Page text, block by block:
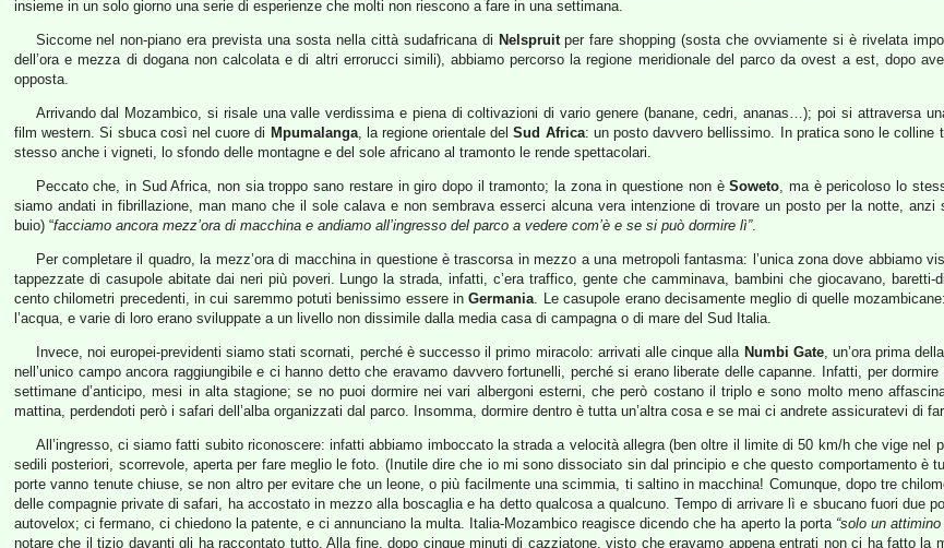
insieme in un solo giorno una serie di esperienze che molti non riescono a fare in una settimana.
Siccome nel non-piano era prevista una sosta nella città sudafricana di Nelspruitper fare shopping (sosta che ovviamente si è rivelata
dell’ora e mezza di dogana non calcolata e di altri errorucci simili), abbiamo percorso la regione meridionale del parco da ovest a est, dopo
opposta.
Arrivando dal Mozambico, si risale una valle verdissima e piena di coltivazioni di vario genere (banane, cedri, ananas…); poi si attraversa
film western. Si sbuca così nel cuore di Mpumalanga, la regione orientale delSud Africa: un posto davvero bellissimo. In pratica sono le colline
stesso anche i vigneti, lo sfondo delle montagne e del sole africano al tramonto le rende spettacolari.
Peccato che, in Sud Africa, non sia troppo sano restare in giro dopo il tramonto; la zona in questione non èSoweto, ma è pericoloso lo
siamo andati in fibrillazione, man mano che il sole calava e non sembrava esserci alcuna vera intenzione di trovare un posto per la notte, anzi
buio) “facciamo ancora mezz’ora di macchina e andiamo all’ingresso del parco a vedere com’è e se si può dormire lì”.
Per completare il quadro, la mezz’ora di macchina in questione è trascorsa in mezzo a una metropoli fantasma: l’unica zona dove abbiamo
tappezzate di casupole abitate dai neri più poveri. Lungo la strada, infatti, c’era traffico, gente che camminava, bambini che giocavano,
cento chilometri precedenti, in cui saremmo potuti benissimo essere inGermania. Le casupole erano decisamente meglio di quelle
l’acqua, e varie di loro erano sviluppate a un livello non dissimile dalla media casa di campagna o di mare del Sud Italia.
Invece, noi europei-previdenti siamo stati scornati, perché è successo il primo miracolo: arrivati alle cinque alla Numbi Gate, un’ora prima
nell’unico campo ancora raggiungibile e ci hanno detto che eravamo davvero fortunelli, perché si erano liberate delle capanne. Infatti, per
settimane d’anticipo, mesi in alta stagione; se no puoi dormire nei vari albergoni esterni, che però costano il triplo e sono molto meno
mattina, perdendoti però i safari dell’alba organizzati dal parco. Insomma, dormire dentro è tutta un’altra cosa e se mai ci andrete assicuratevi di
All’ingresso, ci siamo fatti subito riconoscere: infatti abbiamo imboccato la strada a velocità allegra (ben oltre il limite di 50 km/h che vige nel
sedili posteriori, scorrevole, aperta per fare meglio le foto. (Inutile dire che io mi sono dissociato sin dal principio e che questo comportamento è
porte vanno tenute chiuse, se non altro per evitare che un leone, o più facilmente una scimmia, ti saltino in macchina! Comunque, dopo tre
delle compagnie private di safari, ha accostato in mezzo alla boscaglia e ha detto qualcosa a qualcuno. Tempo di arrivare lì e sbucano fuori due
autovelox; ci fermano, ci chiedono la patente, e ci annunciano la multa. Italia-Mozambico reagisce dicendo che ha aperto la porta “solo un
notare che il tizio davanti gli ha raccontato tutto. Alla fine, dopo cinque minuti di cazziatone, visto che eravamo appena entrati non ci ha fatto la